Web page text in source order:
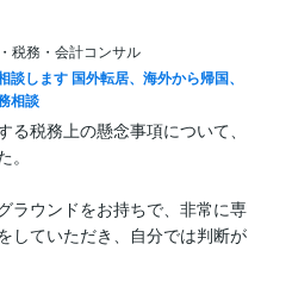
税務・会計コンサル
します 国外転居、海外から帰国、
相談
税務上の懸念事項について、
ラウンドをお持ちで、非常に専
していただき、自分では判断が